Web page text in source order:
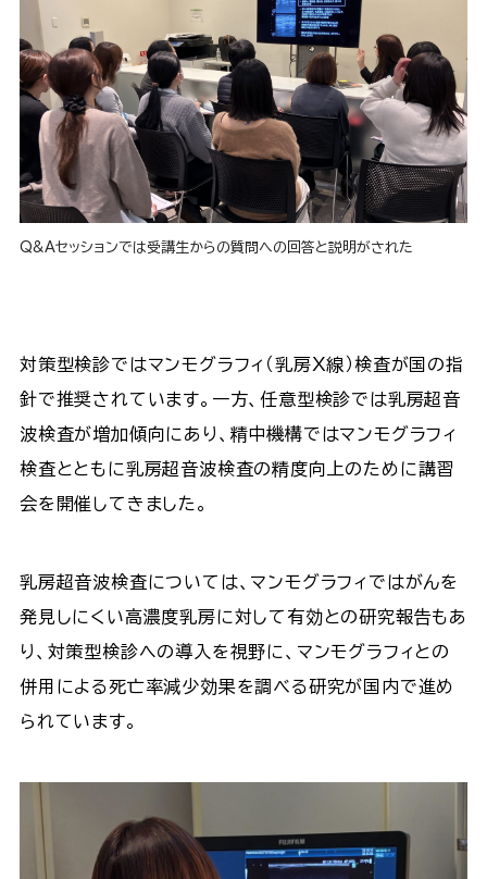
Q&Aセッションでは受講生からの質問への回答と説明がされた
対策型検診ではマンモグラフィ（乳房Ｘ線）検査が国の指
針で推奨されています。一方、任意型検診では乳房超音
波検査が増加傾向にあり、精中機構ではマンモグラフィ
検査とともに乳房超音波検査の精度向上のために講習
会を開催してきました。
乳房超音波検査については、マンモグラフィではがんを
発見しにくい高濃度乳房に対して有効との研究報告もあ
り、対策型検診への導入を視野に、マンモグラフィとの
併用による死亡率減少効果を調べる研究が国内で進め
られています。